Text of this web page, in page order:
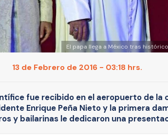
El papa llega a México tras
13 de Febrero de 2016 - 03:18 hrs.
fue recibido en el aeropuerto de la
Enrique Peña Nieto y la primera
y bailarinas le dedicaron una